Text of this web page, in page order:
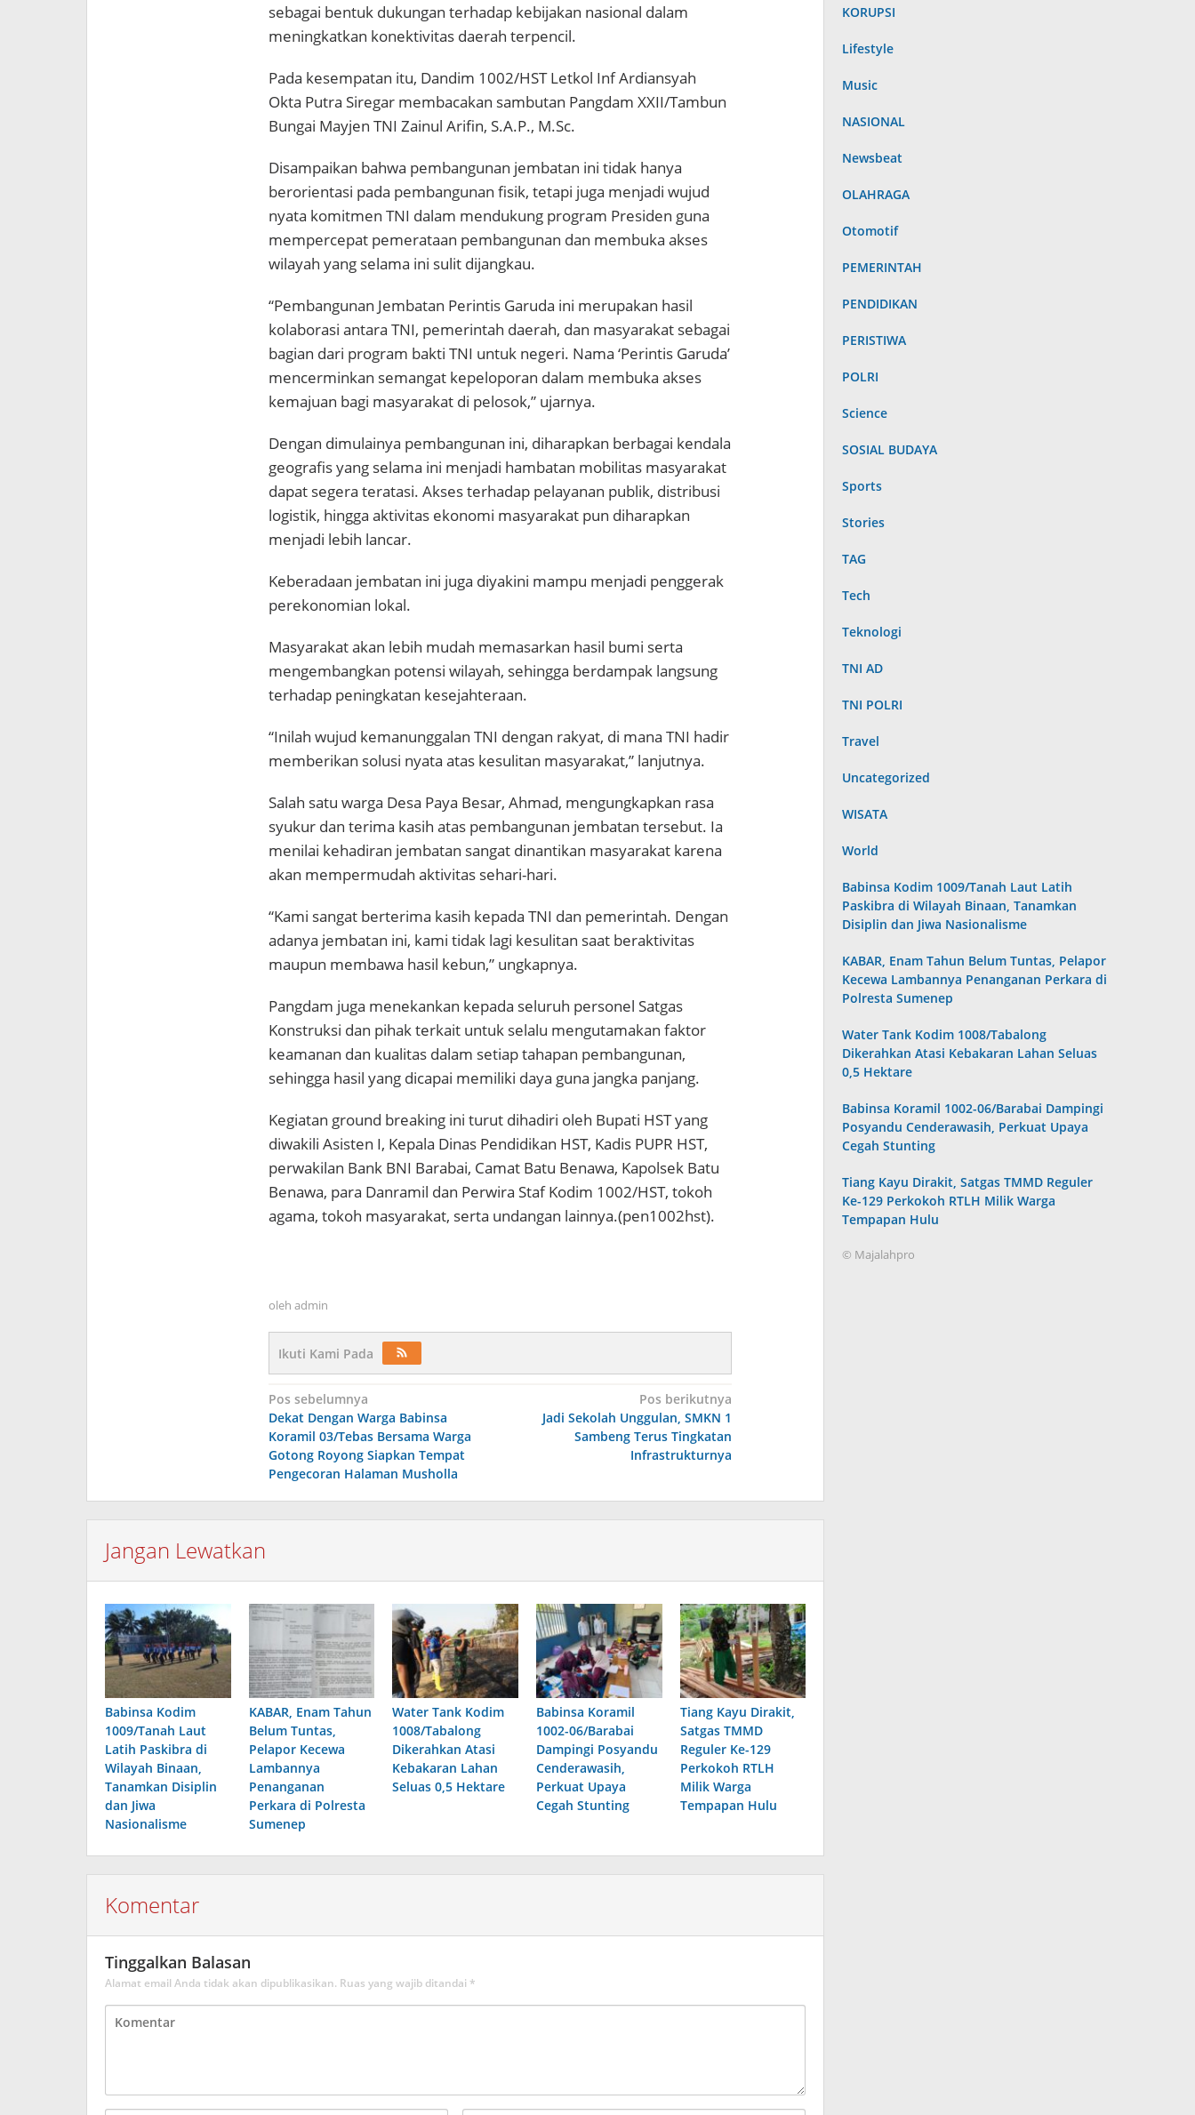
sebagai bentuk dukungan terhadap kebijakan nasional dalam
meningkatkan konektivitas daerah terpencil.
Pada kesempatan itu, Dandim 1002/HST Letkol Inf Ardiansyah
Okta Putra Siregar membacakan sambutan Pangdam XXII/Tambun
Bungai Mayjen TNI Zainul Arifin, S.A.P., M.Sc.
Disampaikan bahwa pembangunan jembatan ini tidak hanya
berorientasi pada pembangunan fisik, tetapi juga menjadi wujud
nyata komitmen TNI dalam mendukung program Presiden guna
mempercepat pemerataan pembangunan dan membuka akses
wilayah yang selama ini sulit dijangkau.
“Pembangunan Jembatan Perintis Garuda ini merupakan hasil
kolaborasi antara TNI, pemerintah daerah, dan masyarakat sebagai
bagian dari program bakti TNI untuk negeri. Nama ‘Perintis Garuda’
mencerminkan semangat kepeloporan dalam membuka akses
kemajuan bagi masyarakat di pelosok,” ujarnya.
Dengan dimulainya pembangunan ini, diharapkan berbagai kendala
geografis yang selama ini menjadi hambatan mobilitas masyarakat
dapat segera teratasi. Akses terhadap pelayanan publik, distribusi
logistik, hingga aktivitas ekonomi masyarakat pun diharapkan
menjadi lebih lancar.
Keberadaan jembatan ini juga diyakini mampu menjadi penggerak
perekonomian lokal.
Masyarakat akan lebih mudah memasarkan hasil bumi serta
mengembangkan potensi wilayah, sehingga berdampak langsung
terhadap peningkatan kesejahteraan.
“Inilah wujud kemanunggalan TNI dengan rakyat, di mana TNI hadir
memberikan solusi nyata atas kesulitan masyarakat,” lanjutnya.
Salah satu warga Desa Paya Besar, Ahmad, mengungkapkan rasa
syukur dan terima kasih atas pembangunan jembatan tersebut. Ia
menilai kehadiran jembatan sangat dinantikan masyarakat karena
akan mempermudah aktivitas sehari-hari.
“Kami sangat berterima kasih kepada TNI dan pemerintah. Dengan
adanya jembatan ini, kami tidak lagi kesulitan saat beraktivitas
maupun membawa hasil kebun,” ungkapnya.
Pangdam juga menekankan kepada seluruh personel Satgas
Konstruksi dan pihak terkait untuk selalu mengutamakan faktor
keamanan dan kualitas dalam setiap tahapan pembangunan,
sehingga hasil yang dicapai memiliki daya guna jangka panjang.
Kegiatan ground breaking ini turut dihadiri oleh Bupati HST yang
diwakili Asisten I, Kepala Dinas Pendidikan HST, Kadis PUPR HST,
perwakilan Bank BNI Barabai, Camat Batu Benawa, Kapolsek Batu
Benawa, para Danramil dan Perwira Staf Kodim 1002/HST, tokoh
agama, tokoh masyarakat, serta undangan lainnya.(pen1002hst).
oleh admin
Ikuti Kami Pada
Navigasi
pos
Pos sebelumnya
Dekat Dengan Warga Babinsa
Koramil 03/Tebas Bersama Warga
Gotong Royong Siapkan Tempat
Pengecoran Halaman Musholla
Pos berikutnya
Jadi Sekolah Unggulan, SMKN 1
Sambeng Terus Tingkatan
Infrastrukturnya
Jangan Lewatkan
Babinsa Kodim
1009/Tanah Laut
Latih Paskibra di
Wilayah Binaan,
Tanamkan Disiplin
dan Jiwa
Nasionalisme
KABAR, Enam Tahun
Belum Tuntas,
Pelapor Kecewa
Lambannya
Penanganan
Perkara di Polresta
Sumenep
Water Tank Kodim
1008/Tabalong
Dikerahkan Atasi
Kebakaran Lahan
Seluas 0,5 Hektare
Babinsa Koramil
1002-06/Barabai
Dampingi Posyandu
Cenderawasih,
Perkuat Upaya
Cegah Stunting
Tiang Kayu Dirakit,
Satgas TMMD
Reguler Ke-129
Perkokoh RTLH
Milik Warga
Tempapan Hulu
Komentar
Tinggalkan Balasan
Alamat email Anda tidak akan dipublikasikan. Ruas yang wajib ditandai *
KORUPSI
Lifestyle
Music
NASIONAL
Newsbeat
OLAHRAGA
Otomotif
PEMERINTAH
PENDIDIKAN
PERISTIWA
POLRI
Science
SOSIAL BUDAYA
Sports
Stories
TAG
Tech
Teknologi
TNI AD
TNI POLRI
Travel
Uncategorized
WISATA
World
Babinsa Kodim 1009/Tanah Laut Latih
Paskibra di Wilayah Binaan, Tanamkan
Disiplin dan Jiwa Nasionalisme
KABAR, Enam Tahun Belum Tuntas, Pelapor
Kecewa Lambannya Penanganan Perkara di
Polresta Sumenep
Water Tank Kodim 1008/Tabalong
Dikerahkan Atasi Kebakaran Lahan Seluas
0,5 Hektare
Babinsa Koramil 1002-06/Barabai Dampingi
Posyandu Cenderawasih, Perkuat Upaya
Cegah Stunting
Tiang Kayu Dirakit, Satgas TMMD Reguler
Ke-129 Perkokoh RTLH Milik Warga
Tempapan Hulu
© Majalahpro